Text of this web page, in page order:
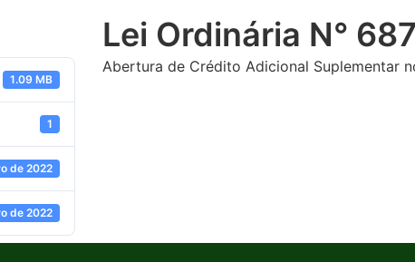
1.09 MB
1
de 2022
de 2022
Lei Ordinária N° 687
Abertura de Crédito Adicional Suplementar